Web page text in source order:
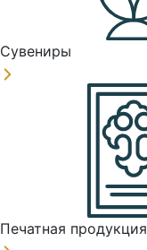
Сувениры
Печатная продукция